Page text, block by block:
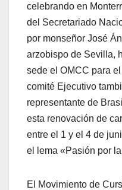
celebrando en
del Secretariado
por monseñor José
arzobispo de Sevilla,
sede el OMCC para
comité Ejecutivo
representante de
esta renovación de
entre el 1 y el 4 de
el lema «Pasión por
El Movimiento de